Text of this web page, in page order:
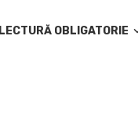
LECTURĂ OBLIGATORIE